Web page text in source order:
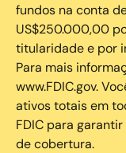
fundos na conta
US$250.000,00
titularidade e por
Para mais
www.FDIC.gov.
ativos totais em
FDIC para
de cobertura.